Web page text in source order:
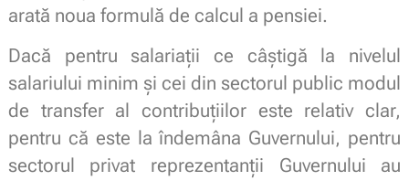
arată noua formulă de calcul a pensiei.
Dacă pentru salariații ce câștigă la nivelul
salariului minim și cei din sectorul public modul
de transfer al contribuțiilor este relativ clar,
pentru că este la îndemâna Guvernului, pentru
sectorul privat reprezentanții Guvernului au